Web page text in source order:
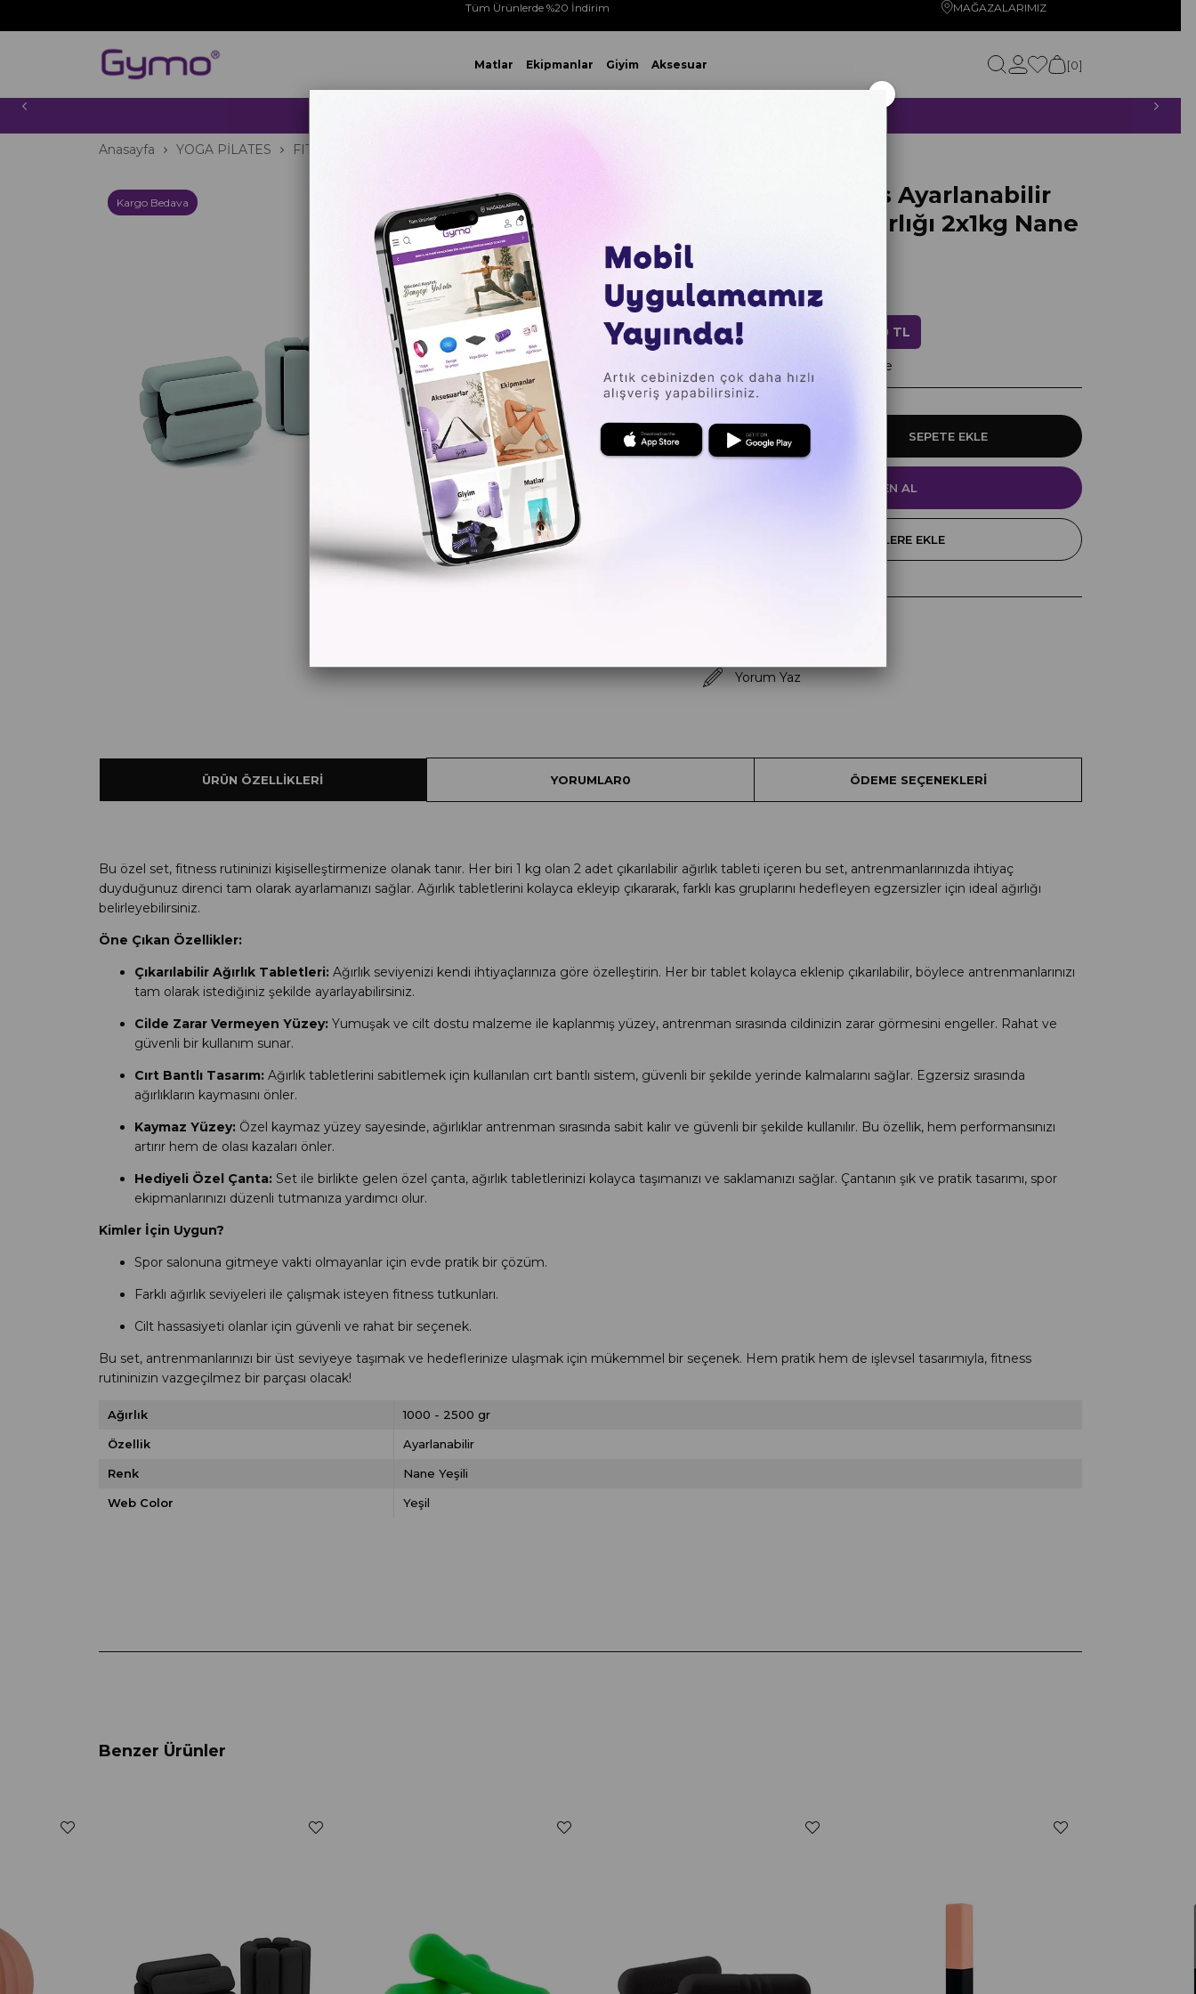
Tüm Ürünlerde %20 İndirim MAĞAZALARIMIZ
Matlar Ekipmanlar Giyim Aksesuar 0
Anasayfa YOGA PİLATES FITNESS
Kargo Bedava
Gymo Pro Series Ayarlanabilir
Silikon Bilek Ağırlığı 2x1kg Nane
Yeşili
₺2.699,00
Sepette %20 İndirim 2.159,20 TL
`den başlayan taksitlerle
FAVORILERE EKLE
Yorum Yaz
ÜRÜN ÖZELLIKLERI YORUMLAR0 ÖDEME SEÇENEKLERI
Bu özel set, fitness rutininizi kişiselleştirmenize olanak tanır. Her biri 1 kg olan 2 adet çıkarılabilir ağırlık tableti içeren bu set, antrenmanlarınızda ihtiyaç
duyduğunuz direnci tam olarak ayarlamanızı sağlar. Ağırlık tabletlerini kolayca ekleyip çıkararak, farklı kas gruplarını hedefleyen egzersizler için ideal ağırlığı
belirleyebilirsiniz.
Öne Çıkan Özellikler:
Çıkarılabilir Ağırlık Tabletleri:Ağırlık seviyenizi kendi ihtiyaçlarınıza göre özelleştirin. Her bir tablet kolayca eklenip çıkarılabilir, böylece antrenmanlarınızı
tam olarak istediğiniz şekilde ayarlayabilirsiniz.
Cilde Zarar Vermeyen Yüzey:Yumuşak ve cilt dostu malzeme ile kaplanmış yüzey, antrenman sırasında cildinizin zarar görmesini engeller. Rahat ve
güvenli bir kullanım sunar.
Cırt Bantlı Tasarım:Ağırlık tabletlerini sabitlemek için kullanılan cırt bantlı sistem, güvenli bir şekilde yerinde kalmalarını sağlar. Egzersiz sırasında
ağırlıkların kaymasını önler.
Kaymaz Yüzey:Özel kaymaz yüzey sayesinde, ağırlıklar antrenman sırasında sabit kalır ve güvenli bir şekilde kullanılır. Bu özellik, hem performansınızı
artırır hem de olası kazaları önler.
Hediyeli Özel Çanta:Set ile birlikte gelen özel çanta, ağırlık tabletlerinizi kolayca taşımanızı ve saklamanızı sağlar. Çantanın şık ve pratik tasarımı, spor
ekipmanlarınızı düzenli tutmanıza yardımcı olur.
Kimler İçin Uygun?
Spor salonuna gitmeye vakti olmayanlar için evde pratik bir çözüm.
Farklı ağırlık seviyeleri ile çalışmak isteyen fitness tutkunları.
Cilt hassasiyeti olanlar için güvenli ve rahat bir seçenek.
Bu set, antrenmanlarınızı bir üst seviyeye taşımak ve hedeflerinize ulaşmak için mükemmel bir seçenek. Hem pratik hem de işlevsel tasarımıyla, fitness
rutininizin vazgeçilmez bir parçası olacak!
Ağırlık 1000 - 2500 gr
Özellik Ayarlanabilir
Renk Nane Yeşili
Web Color Yeşil
Benzer Ürünler